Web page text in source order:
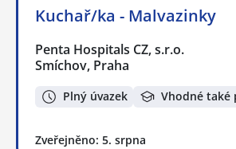
Kuchař/ka - Malvazinky
Penta Hospitals CZ, s.r.o.
Smíchov, Praha
Plný úvazek Vhodné také
Zveřejněno: 5. srpna